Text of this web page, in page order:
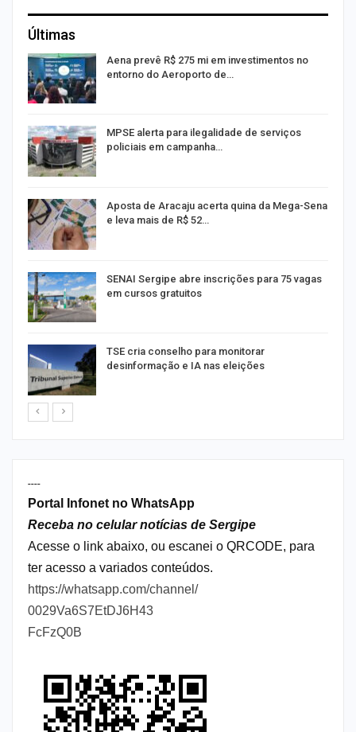
Últimas
Aena prevê R$ 275 mi em investimentos no
entorno do Aeroporto de…
MPSE alerta para ilegalidade de serviços
policiais em campanha…
Aposta de Aracaju acerta quina da Mega-Sena
e leva mais de R$ 52…
SENAI Sergipe abre inscrições para 75 vagas
em cursos gratuitos
TSE cria conselho para monitorar
desinformação e IA nas eleições
----
Portal Infonet no WhatsApp
Receba no celular notícias de Sergipe
Acesse o link abaixo, ou escanei o QRCODE, para
ter acesso a variados conteúdos.
https://whatsapp.com/channel/
0029Va6S7EtDJ6H43
FcFzQ0B